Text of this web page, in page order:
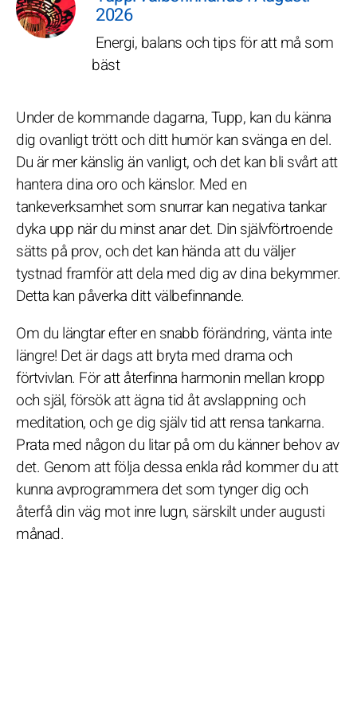
2026
Energi, balans och tips för att må som
bäst
Under de kommande dagarna, Tupp, kan du känna
dig ovanligt trött och ditt humör kan svänga en del.
Du är mer känslig än vanligt, och det kan bli svårt att
hantera dina oro och känslor. Med en
tankeverksamhet som snurrar kan negativa tankar
dyka upp när du minst anar det. Din självförtroende
sätts på prov, och det kan hända att du väljer
tystnad framför att dela med dig av dina bekymmer.
Detta kan påverka ditt välbefinnande.
Om du längtar efter en snabb förändring, vänta inte
längre! Det är dags att bryta med drama och
förtvivlan. För att återfinna harmonin mellan kropp
och själ, försök att ägna tid åt avslappning och
meditation, och ge dig själv tid att rensa tankarna.
Prata med någon du litar på om du känner behov av
det. Genom att följa dessa enkla råd kommer du att
kunna avprogrammera det som tynger dig och
återfå din väg mot inre lugn, särskilt under augusti
månad.